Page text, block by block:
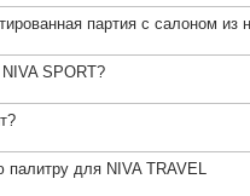
партия с салоном из
SPORT?
палитру для NIVA TRAVEL